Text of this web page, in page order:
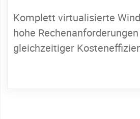
Komplett virtualisierte
hohe
gleichzeitiger